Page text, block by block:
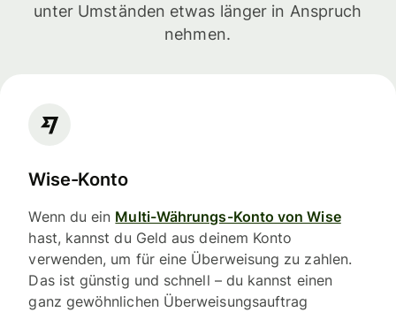
unter Umständen etwas länger in Anspruch
nehmen.
Wise-Konto
Wenn du ein Multi-Währungs-Konto von Wise
hast, kannst du Geld aus deinem Konto
verwenden, um für eine Überweisung zu zahlen.
Das ist günstig und schnell – du kannst einen
ganz gewöhnlichen Überweisungsauftrag